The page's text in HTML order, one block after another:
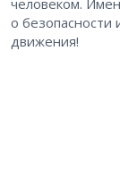
человеком.
о безопасности
движения!